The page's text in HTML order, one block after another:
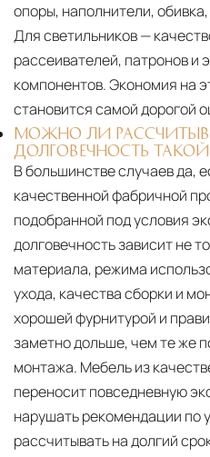
опоры, наполнители,
Для светильников —
рассеивателей, патронов и
компонентов. Экономия на
становится самой дорогой
МОЖНО ЛИ
ДОЛГОВЕЧНОСТЬ
В большинстве случаев да,
качественной фабричной
подобранной под условия
долговечность зависит не
материала, режима
ухода, качества сборки и
хорошей фурнитурой и
заметно дольше, чем те же
монтажа. Мебель из
переносит повседневную
нарушать рекомендации по
рассчитывать на долгий